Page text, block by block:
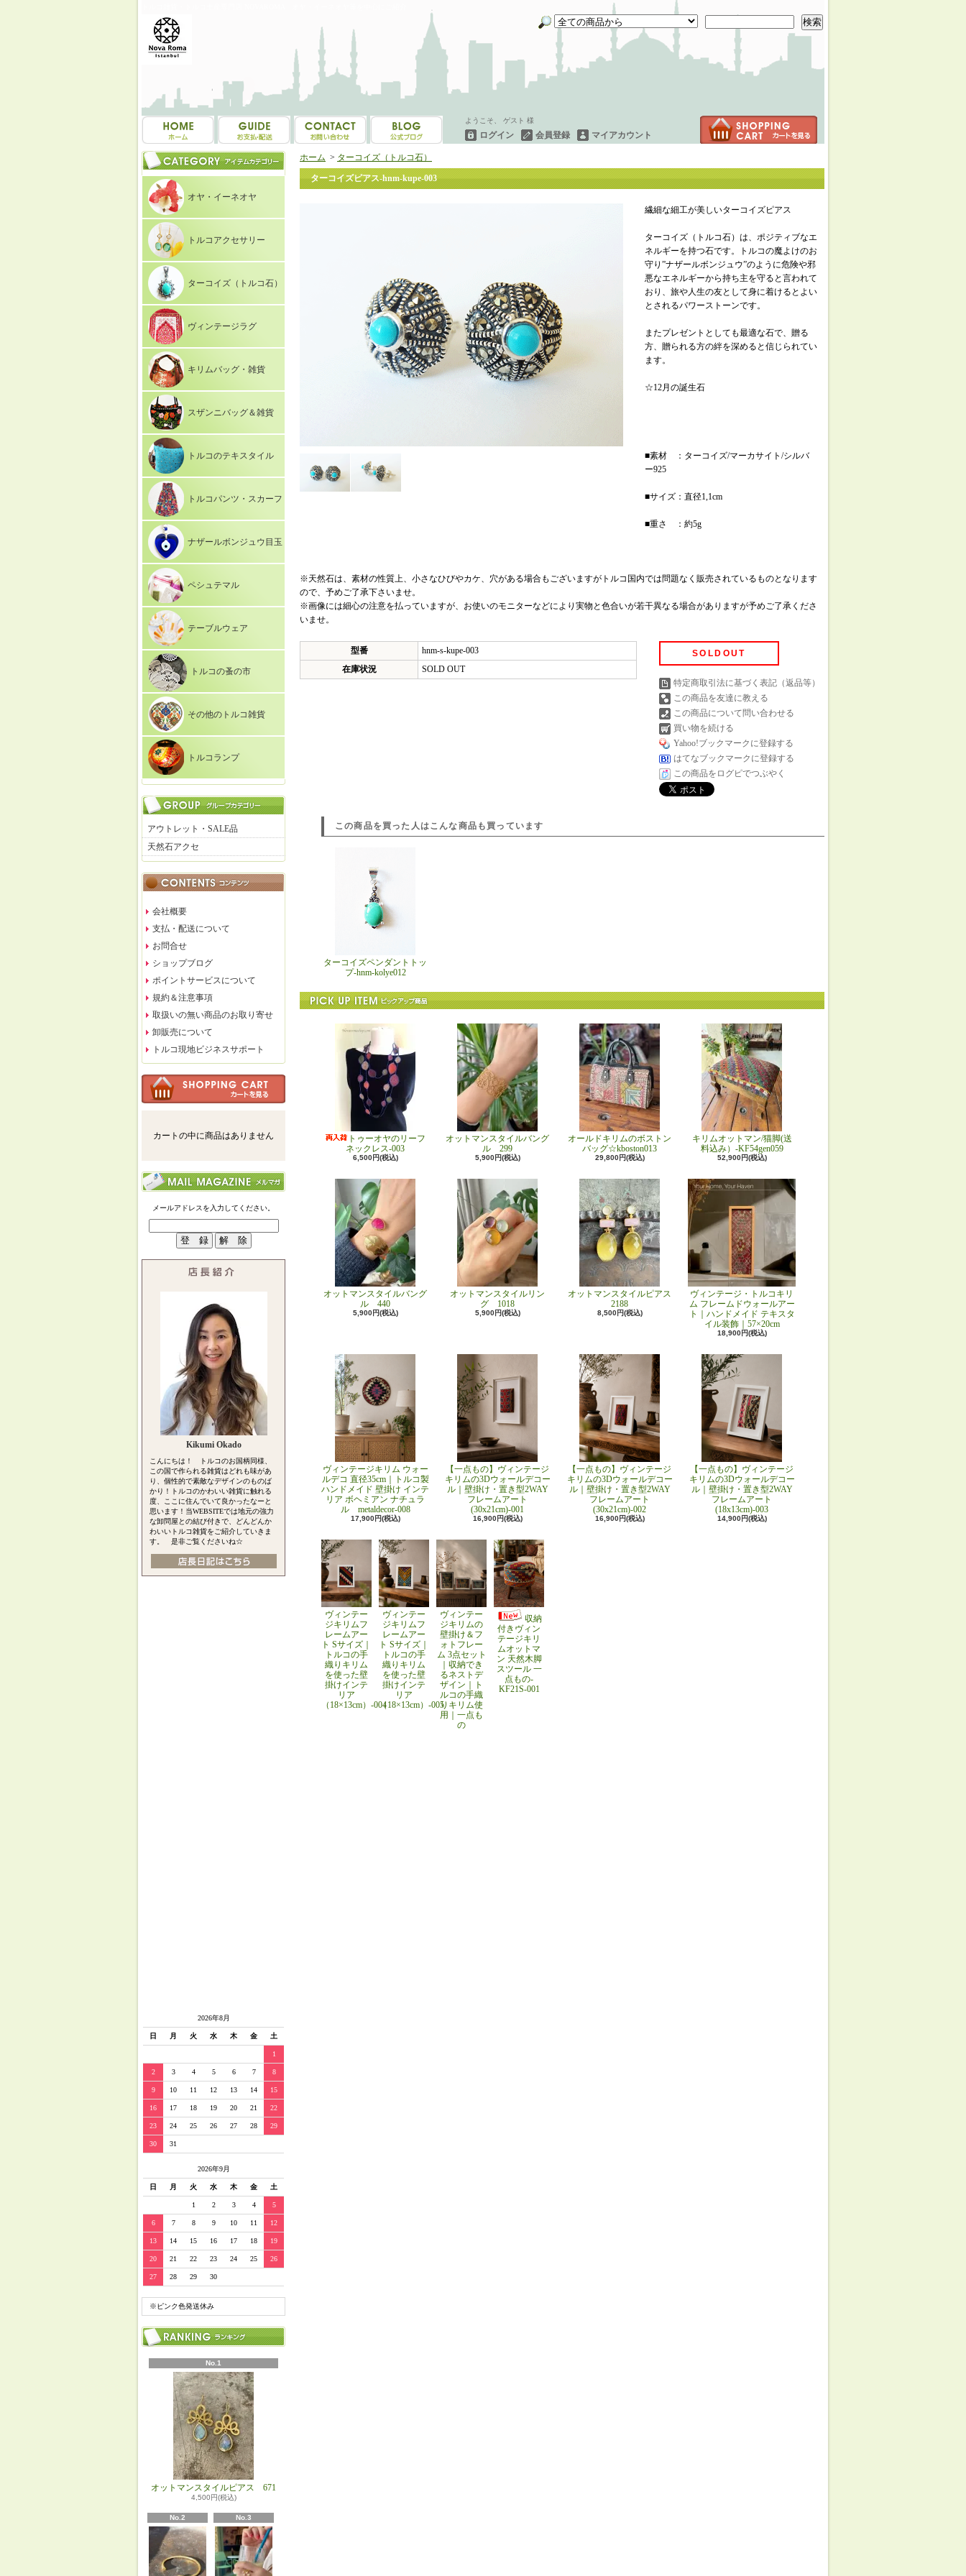
検索
ようこそ、 ゲスト 様
ログイン 会員登録 マイアカウント
オヤ・イーネオヤ
トルコアクセサリー
ターコイズ（トルコ石）
ヴィンテージラグ
キリムバッグ・雑貨
スザンニバッグ＆雑貨
トルコのテキスタイル
トルコパンツ・スカーフ
ナザールボンジュウ目玉
ペシュテマル
テーブルウェア
トルコの蚤の市
その他のトルコ雑貨
トルコランプ
アウトレット・SALE品
天然石アクセ
会社概要
支払・配送について
お問合せ
ショップブログ
ポイントサービスについて
規約＆注意事項
取扱いの無い商品のお取り寄せ
卸販売について
トルコ現地ビジネスサポート
カートの中に商品はありません
メールアドレスを入力してください。
Kikumi Okado
こんにちは！ トルコのお国柄同様、
この国で作られる雑貨はどれも味があ
り、個性的で素敵なデザインのものば
かり！トルコのかわいい雑貨に触れる
度、ここに住んでいて良かったなーと
思います！当WEBSITEでは地元の強力
な卸問屋との結び付きで、どんどんか
わいいトルコ雑貨をご紹介していきま
す。 是非ご覧くださいね☆
2026年8月
日 月 火 水 木 金 土
1
2 3 4 5 6 7 8
9 10 11 12 13 14 15
16 17 18 19 20 21 22
23 24 25 26 27 28 29
30 31
2026年9月
日 月 火 水 木 金 土
1 2 3 4 5
6 7 8 9 10 11 12
13 14 15 16 17 18 19
20 21 22 23 24 25 26
27 28 29 30
※ピンク色発送休み
No.1
オットマンスタイルピアス 671
4,500円(税込)
No.2 No.3
ホーム > ターコイズ（トルコ石）
ターコイズピアス-hnm-kupe-003
繊細な細工が美しいターコイズピアス
ターコイズ（トルコ石）は、ポジティブなエ
ネルギーを持つ石です。トルコの魔よけのお
守り”ナザールボンジュウ”のように危険や邪
悪なエネルギーから持ち主を守ると言われて
おり、旅や人生の友として身に着けるとよい
とされるパワーストーンです。
またプレゼントとしても最適な石で、贈る
方、贈られる方の絆を深めると信じられてい
ます。
☆12月の誕生石
■素材 ：ターコイズ/マーカサイト/シルバ
ー925
■サイズ：直径1,1cm
■重さ ：約5g
※天然石は、素材の性質上、小さなひびやカケ、穴がある場合もございますがトルコ国内では問題なく販売されているものとなります
ので、予めご了承下さいませ。
※画像には細心の注意を払っていますが、お使いのモニターなどにより実物と色合いが若干異なる場合がありますが予めご了承くださ
いませ。
型番
hnm-s-kupe-003
在庫状況
SOLD OUT
SOLDOUT
特定商取引法に基づく表記（返品等）
この商品を友達に教える
この商品について問い合わせる
買い物を続ける
Yahoo!ブックマークに登録する
はてなブックマークに登録する
この商品をログピでつぶやく
この商品を買った人はこんな商品も買っています
ターコイズペンダントトッ
プ-hnm-kolye012
トゥーオヤのリーフ
ネックレス-003
6,500円(税込)
オットマンスタイルバング
ル 299
5,900円(税込)
オールドキリムのボストン
バッグ☆kboston013
29,800円(税込)
キリムオットマン/猫脚(送
料込み）-KF54gen059
52,900円(税込)
オットマンスタイルバング
ル 440
5,900円(税込)
オットマンスタイルリン
グ 1018
5,900円(税込)
オットマンスタイルピアス
2188
8,500円(税込)
ヴィンテージ・トルコキリ
ム フレームドウォールアー
ト｜ハンドメイド テキスタ
イル装飾｜57×20cm
18,900円(税込)
ヴィンテージキリム ウォー
ルデコ 直径35cm｜トルコ製
ハンドメイド 壁掛け インテ
リア ボヘミアン ナチュラ
ル metaldecor-008
17,900円(税込)
【一点もの】ヴィンテージ
キリムの3Dウォールデコー
ル｜壁掛け・置き型2WAY
フレームアート
(30x21cm)-001
16,900円(税込)
【一点もの】ヴィンテージ
キリムの3Dウォールデコー
ル｜壁掛け・置き型2WAY
フレームアート
(30x21cm)-002
16,900円(税込)
【一点もの】ヴィンテージ
キリムの3Dウォールデコー
ル｜壁掛け・置き型2WAY
フレームアート
(18x13cm)-003
14,900円(税込)
ヴィンテー
ジキリムフ
レームアー
ト Sサイズ｜
トルコの手
織りキリム
を使った壁
掛けインテ
リア
（18×13cm）-004
ヴィンテー
ジキリムフ
レームアー
ト Sサイズ｜
トルコの手
織りキリム
を使った壁
掛けインテ
リア
（18×13cm）-005
ヴィンテー
ジキリムの
壁掛け＆フ
ォトフレー
ム 3点セット
｜収納でき
るネストデ
ザイン｜ト
ルコの手織
りキリム使
用｜一点も
の
収納
付きヴィン
テージキリ
ムオットマ
ン 天然木脚
スツール 一
点もの-
KF21S-001